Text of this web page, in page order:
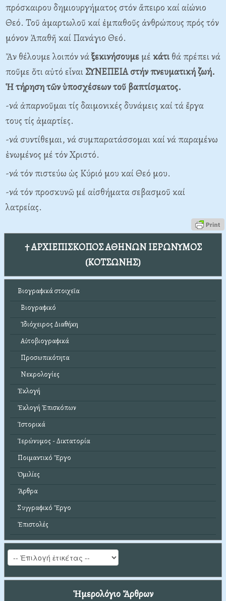
πρόσκαιρου δημιουργήματος στόν ἄπειρο καί αἰώνιο
Θεό. Τοῦ ἁμαρτωλοῦ καί ἐμπαθοῦς ἀνθρώπους πρός τόν
μόνον Ἀπαθῆ καί Πανάγιο Θεό.
Ἄν θέλουμε λοιπόν νάξεκινήσουμε μέ κάτι θά πρέπει νά
ποῦμε ὅτι αὐτό εἶναιΣΥΝΕΠΕΙΑ στήν πνευματική ζωή.
Ἡ τήρηση τῶν ὑποσχέσεων τοῦ βαπτίσματος.
-νά ἀπαρνοῦμαι τίς δαιμονικές δυνάμεις καί τά ἔργα
τους τίς ἁμαρτίες.
-νά συντίθεμαι, νά συμπαρατάσσομαι καί νά παραμένω
ἑνωμένος μέ τόν Χριστό.
-νά τόν πιστεύω ὡς Κύριό μου καί Θεό μου.
-νά τόν προσκυνῶ μέ αἰσθήματα σεβασμοῦ καί
λατρείας.
† ΑΡΧΙΕΠΙΣΚΟΠΟΣ ΑΘΗΝΩΝ ΙΕΡΩΝΥΜΟΣ
(ΚΟΤΣΩΝΗΣ)
Βιογραφικά στοιχεῖα
Βιογραφικό
Ἰδιόχειρος Διαθήκη
Αὐτοβιογραφικά
Προσωπικότητα
Νεκρολογίες
Ἐκλογή
Ἐκλογή Ἐπισκόπων
Ἱστορικά
Ἱερώνυμος - Δικτατορία
Ποιμαντικό Ἔργο
Ὁμιλίες
Ἄρθρα
Συγγραφικό Ἔργο
Ἐπιστολές
Ἡμερολόγιο Ἄρθρων